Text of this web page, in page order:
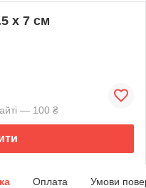
х 7 см
— 100 ₴
Оплата Умови